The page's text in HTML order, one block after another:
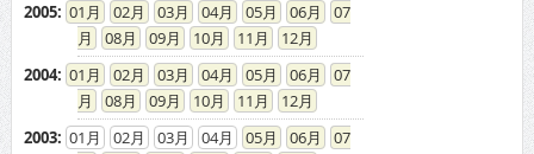
08
09 10 11
12
01 02 03 04 05 06
08
09 10 11 12